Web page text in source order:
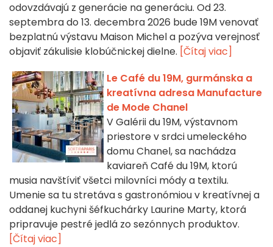
odovzdávajú z generácie na generáciu. Od 23.
septembra do 13. decembra 2026 bude 19M venovať
bezplatnú výstavu Maison Michel a pozýva verejnosť
objaviť zákulisie klobúčnickej dielne. [Čítaj viac]
Le Café du 19M, gurmánska a
kreatívna adresa Manufacture
de Mode Chanel
V Galérii du 19M, výstavnom
priestore v srdci umeleckého
domu Chanel, sa nachádza
kaviareň Café du 19M, ktorú
musia navštíviť všetci milovníci módy a textilu.
Umenie sa tu stretáva s gastronómiou v kreatívnej a
oddanej kuchyni šéfkuchárky Laurine Marty, ktorá
pripravuje pestré jedlá zo sezónnych produktov.
[Čítaj viac]